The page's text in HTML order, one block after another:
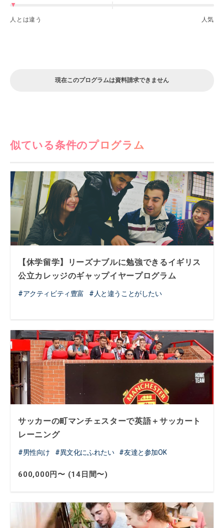
人とは違う 人気
現在このプログラムは資料請求できません
似ている条件のプログラム
【休学留学】リーズナブルに勉強できるイギリス
公立カレッジのギャップイヤープログラム
アクティビティ豊富 人と違うことがしたい
サッカーの町マンチェスターで英語＋サッカート
レーニング
男性向け 異文化にふれたい 友達と参加OK
600,000円〜 (14日間〜)